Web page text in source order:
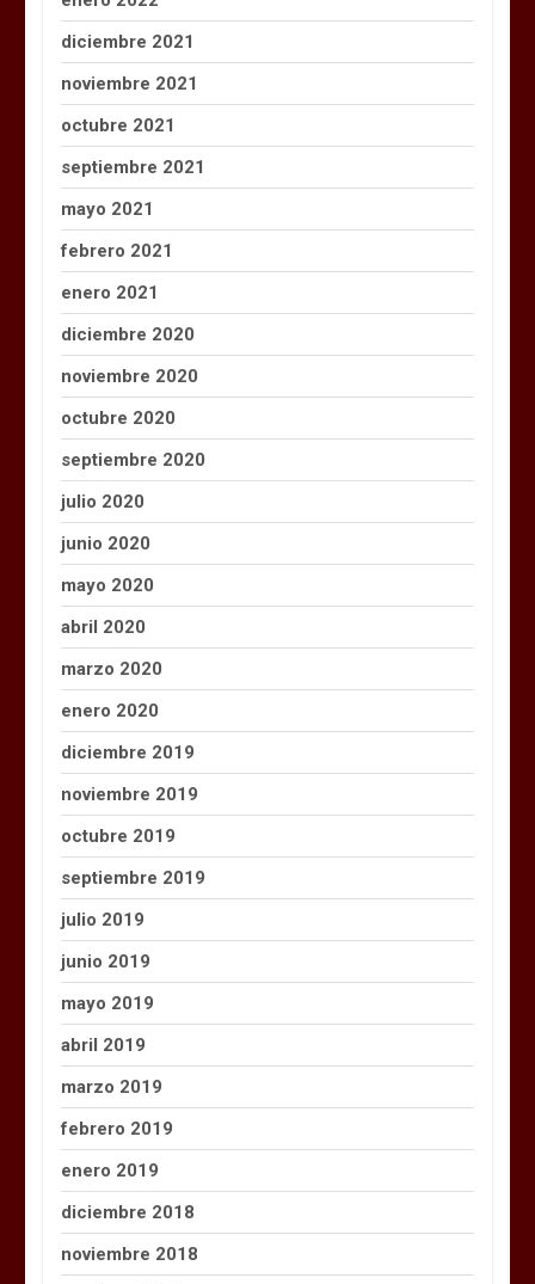
diciembre 2021
noviembre 2021
octubre 2021
septiembre 2021
mayo 2021
febrero 2021
enero 2021
diciembre 2020
noviembre 2020
octubre 2020
septiembre 2020
julio 2020
junio 2020
mayo 2020
abril 2020
marzo 2020
enero 2020
diciembre 2019
noviembre 2019
octubre 2019
septiembre 2019
julio 2019
junio 2019
mayo 2019
abril 2019
marzo 2019
febrero 2019
enero 2019
diciembre 2018
noviembre 2018